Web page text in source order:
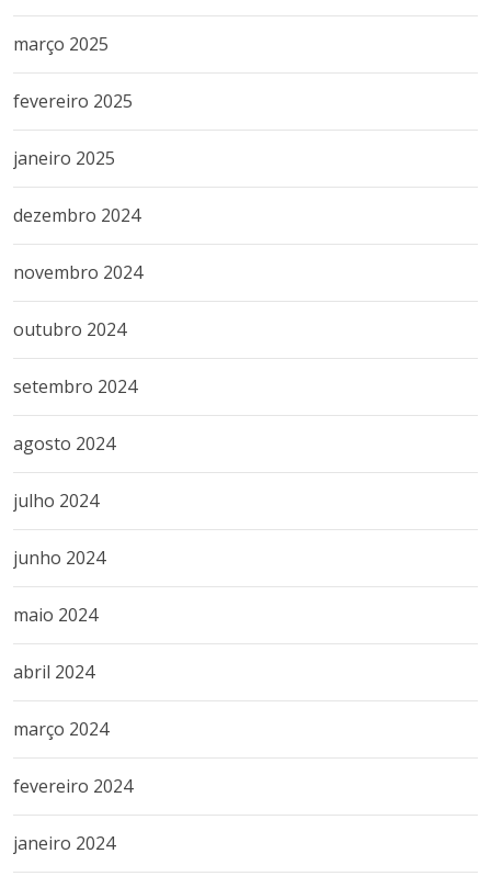
março 2025
fevereiro 2025
janeiro 2025
dezembro 2024
novembro 2024
outubro 2024
setembro 2024
agosto 2024
julho 2024
junho 2024
maio 2024
abril 2024
março 2024
fevereiro 2024
janeiro 2024